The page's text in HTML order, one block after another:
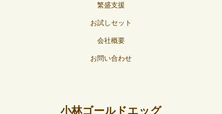
繁盛支援
お試しセット
会社概要
お問い合わせ
小林ゴールドエッグ